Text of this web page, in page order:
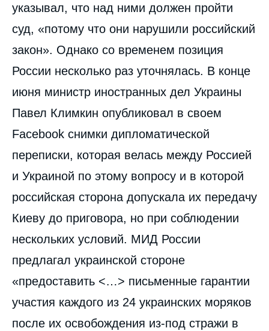
указывал, что над ними должен пройти
суд, «потому что они нарушили российский
закон». Однако со временем позиция
России несколько раз уточнялась. В конце
июня министр иностранных дел Украины
Павел Климкин опубликовал в своем
Facebook снимки дипломатической
переписки, которая велась между Россией
и Украиной по этому вопросу и в которой
российская сторона допускала их передачу
Киеву до приговора, но при соблюдении
нескольких условий. МИД России
предлагал украинской стороне
«предоставить <…> письменные гарантии
участия каждого из 24 украинских моряков
после их освобождения из-под стражи в